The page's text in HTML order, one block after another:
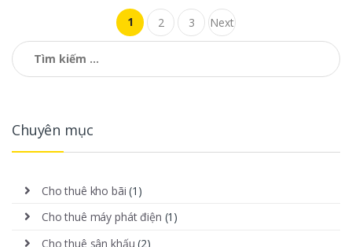
Điều hướng bài viết
1 2 3
Next
Tìm kiếm cho:
Chuyên mục
Cho thuê kho bãi (1)
Cho thuê máy phát điện (1)
Cho thuê sân khấu (2)